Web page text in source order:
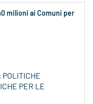
milioni ai Comuni per
POLITICHE
PER LE